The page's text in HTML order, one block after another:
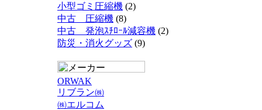
小型ゴミ圧縮機 (2)
中古 圧縮機 (8)
中古 発泡ｽﾁﾛｰﾙ減容機 (2)
防災・消火グッズ (9)
ORWAK
リブラン㈱
㈱エルコム